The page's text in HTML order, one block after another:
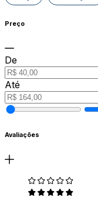
Preço
De
Até
Avaliações